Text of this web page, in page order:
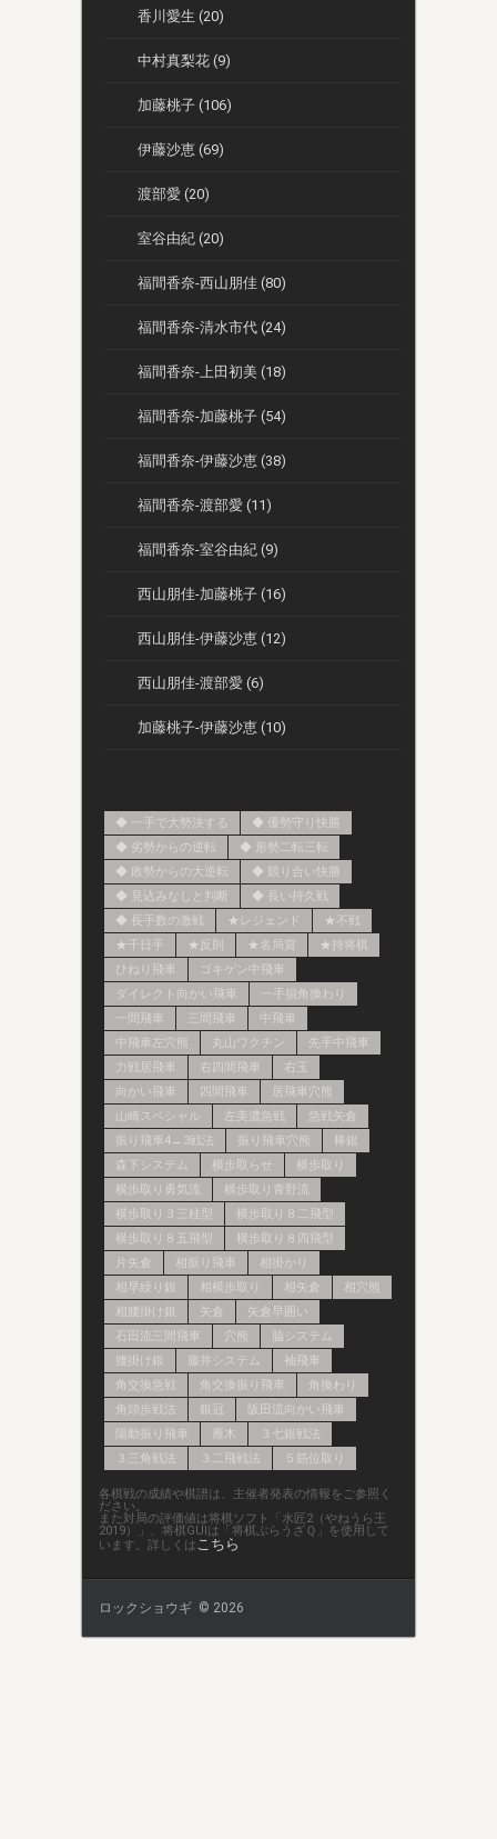
香川愛生 (20)
中村真梨花 (9)
加藤桃子 (106)
伊藤沙恵 (69)
渡部愛 (20)
室谷由紀 (20)
福間香奈-西山朋佳 (80)
福間香奈-清水市代 (24)
福間香奈-上田初美 (18)
福間香奈-加藤桃子 (54)
福間香奈-伊藤沙恵 (38)
福間香奈-渡部愛 (11)
福間香奈-室谷由紀 (9)
西山朋佳-加藤桃子 (16)
西山朋佳-伊藤沙恵 (12)
西山朋佳-渡部愛 (6)
加藤桃子-伊藤沙恵 (10)
◆ 一手で大勢決する
◆ 優勢守り快勝
◆ 劣勢からの逆転
◆ 形勢二転三転
◆ 敗勢からの大逆転
◆ 競り合い快勝
◆ 見込みなしと判断
◆ 長い持久戦
◆ 長手数の激戦
★レジェンド
★不戦
★千日手
★反則 ★名局賞
★持将棋
ひねり飛車
ゴキゲン中飛車
ダイレクト向かい飛車
一手損角換わり
一間飛車
三間飛車
中飛車
中飛車左穴熊
丸山ワクチン
先手中飛車
力戦居飛車
右四間飛車
右玉
向かい飛車
四間飛車
居飛車穴熊
山崎スペシャル
左美濃急戦
急戦矢倉
振り飛車4→3戦法
振り飛車穴熊
棒銀
森下システム
横歩取らせ
横歩取り
横歩取り勇気流
横歩取り青野流
横歩取り３三桂型
横歩取り８二飛型
横歩取り８五飛型
横歩取り８四飛型
片矢倉
相振り飛車
相掛かり
相早繰り銀
相横歩取り 相矢倉
相穴熊
相腰掛け銀
矢倉
矢倉早囲い
石田流三間飛車
穴熊
脇システム
腰掛け銀
藤井システム
袖飛車
角交換急戦
角交換振り飛車
角換わり
角頭歩戦法
銀冠
阪田流向かい飛車
陽動振り飛車
雁木
３七銀戦法
３三角戦法
３二飛戦法 ５筋位取り
各棋戦の成績や棋譜は、主催者発表の情報をご参照く
ださい。
また対局の評価値は将棋ソフト「水匠2（やねうら王
2019）」、将棋GUIは「将棋ぶらうざＱ」を使用して
います。詳しくは こちら
ロックショウギ © 2026